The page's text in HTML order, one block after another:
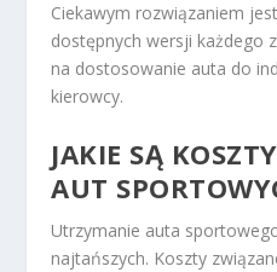
Ciekawym rozwiązaniem
dostępnych wersji każdego
na dostosowanie auta do
kierowcy.
JAKIE SĄ
AUT
Utrzymanie auta
najtańszych. Koszty